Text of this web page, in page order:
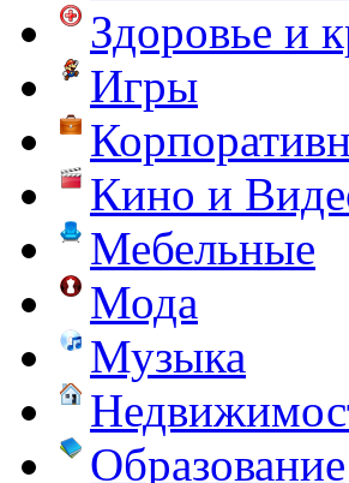
Здоровье и
Игры
Кино и
Мебельные
Мода
Музыка
Образование